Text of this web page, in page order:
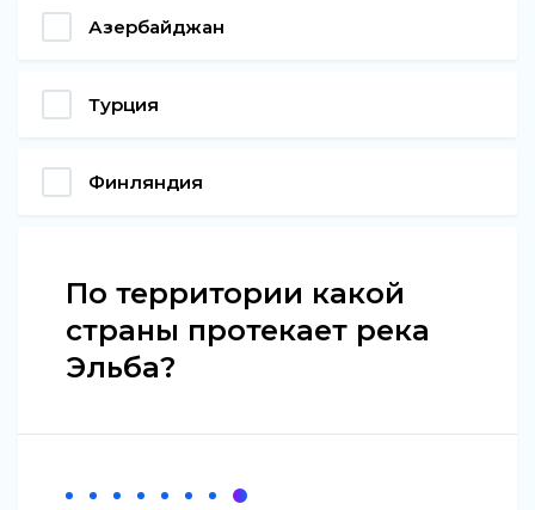
Азербайджан
Турция
Финляндия
По территории какой
страны протекает река
Эльба?